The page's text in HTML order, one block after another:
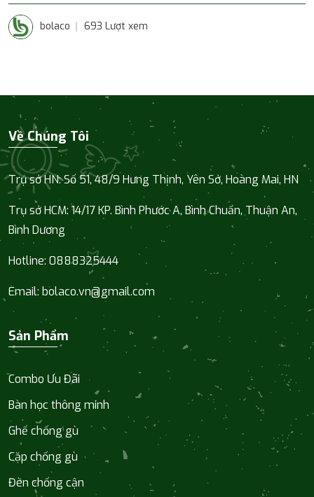
bolaco 693 Lượt xem
Về Chúng Tôi
Trụ sở HN: Số 51, 48/9 Hưng Thịnh, Yên Sở, Hoàng Mai, HN
Trụ sở HCM: 14/17 KP. Bình Phước A, Bình Chuẩn, Thuận An,
Bình Dương
Hotline: 0888325444
Email: bolaco.vn@gmail.com
Sản Phẩm
Combo Ưu Đãi
Bàn học thông minh
Ghế chống gù
Cặp chống gù
Đèn chống cận